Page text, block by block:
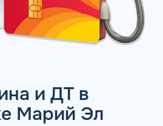
и ДТ в
Марий Эл